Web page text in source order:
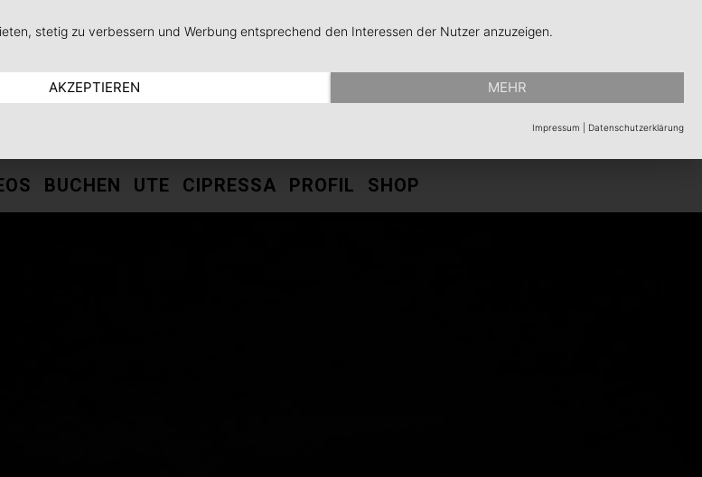
BUCHEN UTE CIPRESSA PROFIL SHOP
stetig zu verbessern und Werbung entsprechend den Interessen der Nutzer anzuzeigen.
AKZEPTIEREN MEHR
Impressum Datenschutzerklärung